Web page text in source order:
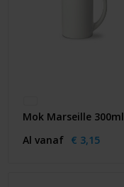
Mok Marseille 300ml
Al vanaf € 3,15